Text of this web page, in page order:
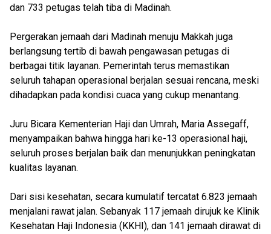
dan 733 petugas telah tiba di Madinah.
Pergerakan jemaah dari Madinah menuju Makkah juga
berlangsung tertib di bawah pengawasan petugas di
berbagai titik layanan. Pemerintah terus memastikan
seluruh tahapan operasional berjalan sesuai rencana, meski
dihadapkan pada kondisi cuaca yang cukup menantang.
Juru Bicara Kementerian Haji dan Umrah, Maria Assegaff,
menyampaikan bahwa hingga hari ke-13 operasional haji,
seluruh proses berjalan baik dan menunjukkan peningkatan
kualitas layanan.
Dari sisi kesehatan, secara kumulatif tercatat 6.823 jemaah
menjalani rawat jalan. Sebanyak 117 jemaah dirujuk ke Klinik
Kesehatan Haji Indonesia (KKHI), dan 141 jemaah dirawat di